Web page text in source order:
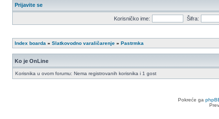
Prijavite se
Korisničko ime: Šifra:
Index boarda » Slatkovodno varaličarenje » Pastrmka
Ko je OnLine
Korisnika u ovom forumu: Nema registrovanih korisnika i 1 gost
Pokreće ga